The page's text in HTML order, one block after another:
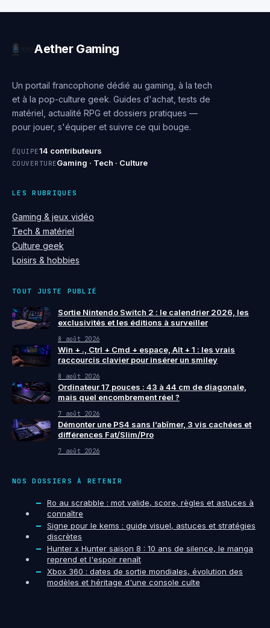
Aether Gaming
Un portail francophone dédié au gaming, à la tech
et à la pop-culture geek. Guides d'achat, tests de
matériel, actualité RPG et dossiers pratiques —
pour jouer, s'équiper et suivre ce qui bouge.
ÉQUIPE14 contributeurs
COUVERTUREGaming · Tech · Culture
LES RUBRIQUES
Gaming & jeux vidéo
Tech & matériel
Culture geek
Loisirs & hobbies
TOUT JUSTE PUBLIÉ
Sortie Nintendo Switch 2 : le calendrier 2026, les
exclusivités et les éditions à surveiller
8 août 2026
Win + ., Ctrl + Cmd + espace, Alt + 1 : les vrais
raccourcis clavier pour insérer un smiley
8 août 2026
Ordinateur 17 pouces : 43 à 44 cm de diagonale,
mais quel encombrement réel ?
7 août 2026
Démonter une PS4 sans l’abîmer, 3 vis cachées et
différences Fat/Slim/Pro
7 août 2026
NOS DOSSIERS À RETENIR
Ro au scrabble : mot valide, score, règles et astuces à
connaître
Signe pour le kems : guide visuel, astuces et stratégies
discrètes
Hunter x Hunter saison 8 : 10 ans de silence, le manga
reprend et l'espoir renaît
Xbox 360 : dates de sortie mondiales, évolution des
modèles et héritage d'une console culte